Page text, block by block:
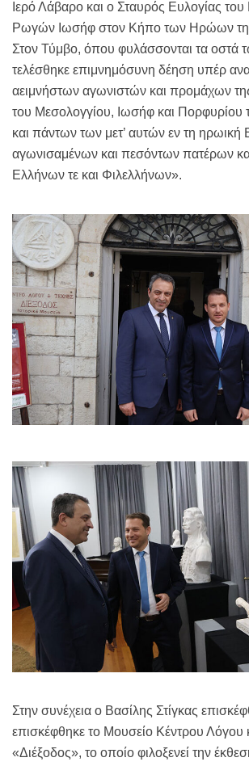
Ιερό Λάβαρο και ο Σταυρός Ευλογίας
Ρωγών Ιωσήφ στον Κήπο των Ηρώων
Στον Τύμβο, όπου φυλάσσονται τα οστά
τελέσθηκε επιμνημόσυνη δέηση υπέρ
αειμνήστων αγωνιστών και προμάχων
του Μεσολογγίου, Ιωσήφ και Πορφυρίου
και πάντων των μετ’ αυτών εν τη ηρωική
αγωνισαμένων και πεσόντων πατέρων
Ελλήνων τε και Φιλελλήνων».
Στην συνέχεια ο Βασίλης Στίγκας
επισκέφθηκε το Μουσείο Κέντρου Λόγου
«Διέξοδος», το οποίο φιλοξενεί την